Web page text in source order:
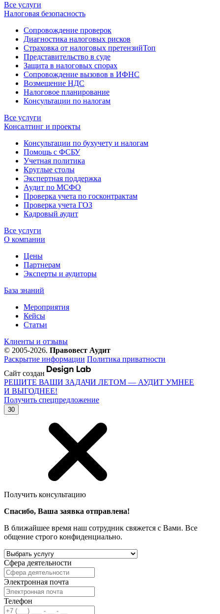
Все услуги
Налоговая безопасность
Сопровождение проверок
Диагностика налоговых рисков
Страховка от налоговых претензийТоп
Представительство в суде
Защита в налоговых спорах
Сопровождение вызовов в ИФНС
Возмещение НДС
Налоговое планирование
Консультации по налогам
Все услуги
Консалтинг и проекты
Консультации по бухучету и налогам
Помощь с ФСБУ
Учетная политика
Круглые столы
Экспертная поддержка
Аудит по МСФО
Проверка учета по госконтрактам
Проверка учета ГОЗ
Кадровый аудит
Все услуги
О компании
Цены
Партнерам
Эксперты и аудиторы
База знаний
Мероприятия
Кейсы
Статьи
Клиенты и отзывы
© 2005-2026. Правовест Аудит
Раскрытие информации Политика приватности
Сайт создан
РЕШИТЕ ВАШИ ЗАДАЧИ ЛЕТОМ — АУДИТ УМНЕЕ
И ВЫГОДНЕЕ!
Получить спецпредложение
30
Получить консультацию
Спасибо, Ваша заявка отправлена!
В ближайшее время наш сотрудник свяжется с Вами. Все
общение строго конфиденциально.
Сфера деятельности
Электронная почта
Телефон